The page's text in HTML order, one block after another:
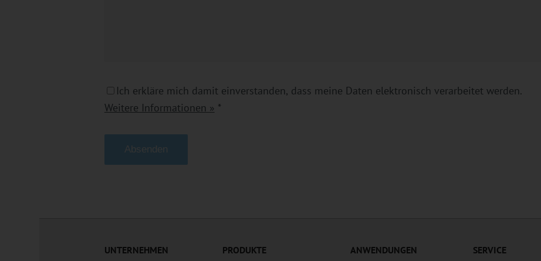
Ich erkläre mich damit einverstanden, dass meine Daten elektronisch verarbeitet werden.
Weitere Informationen » *
UNTERNEHMEN PRODUKTE ANWENDUNGEN SERVICE